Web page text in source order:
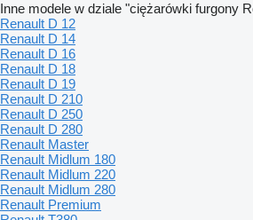
Inne modele w dziale "ciężarówki furgony
Renault D 12
Renault D 14
Renault D 16
Renault D 18
Renault D 19
Renault D 210
Renault D 250
Renault D 280
Renault Master
Renault Midlum 180
Renault Midlum 220
Renault Midlum 280
Renault Premium